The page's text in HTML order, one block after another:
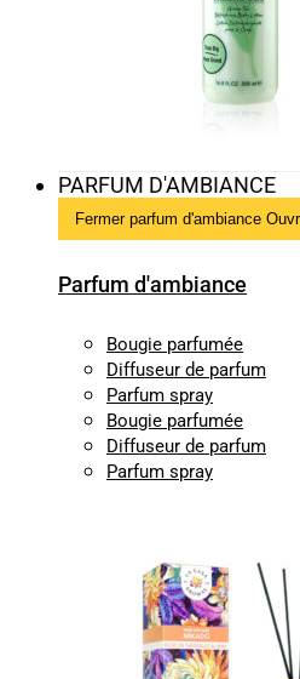
PARFUM D'AMBIANCE
Fermer parfum d'ambiance
Parfum d'ambiance
Bougie parfumée
Diffuseur de parfum
Parfum spray
Bougie parfumée
Diffuseur de parfum
Parfum spray